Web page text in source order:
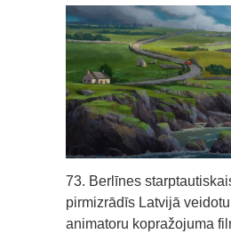
73. Berlīnes
pirmizrādīs Latvijā
animatoru kopražojuma